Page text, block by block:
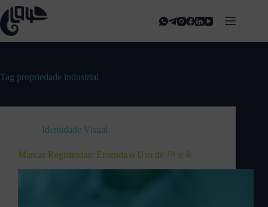
Tag propriedade industrial
Identidade Visual
Marcas Registradas: Entenda o Uso de ™ e ®